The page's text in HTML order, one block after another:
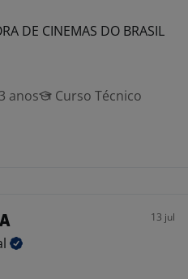
DE CINEMAS DO BRASIL
anos
Curso Técnico
13 jul